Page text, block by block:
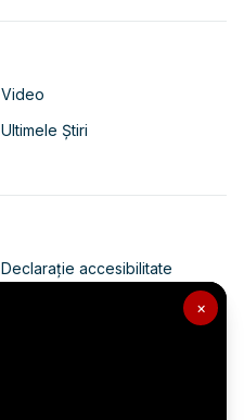
×
Video
Ultimele Știri
Declarație accesibilitate
Politica de confidențialitate